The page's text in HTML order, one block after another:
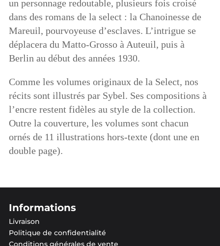
un personnage redoutable, plusieurs fois croisé
dans des romans de la select : la Chanoinesse de
Mareuil, pourvoyeuse d’esclaves. L’intrigue se
déplacera du Matto-Grosso à Auteuil, puis à
Berlin au début des années 1930.
Comme les volumes originaux de la Select, nos
récits sont illustrés par Sybel. Ses compositions à
l’encre restent fidèles au style de la collection.
Outre la couverture, les volumes sont chacun
ornés de 11 illustrations hors-texte (dont une en
double page).
Informations
Livraison
Politique de confidentialité
Conditions générales de vente